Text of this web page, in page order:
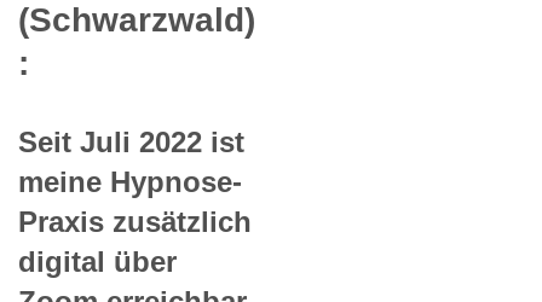
(Schwarzwald)
:
Seit Juli 2022 ist
meine Hypnose-
Praxis zusätzlich
digital über